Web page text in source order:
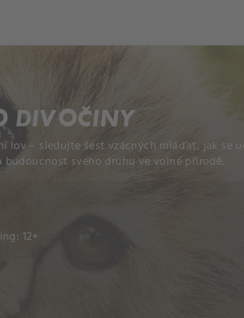
DIVOČINY
lov – sledujte šest vzácných mláďat, jak se
svého druhu ve volné přírodě.
12+